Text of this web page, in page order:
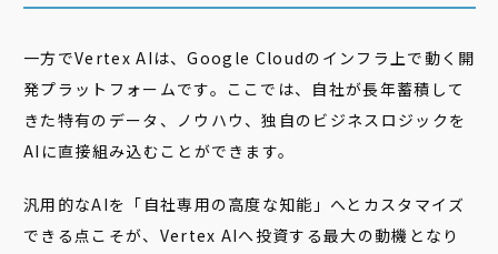
一方でVertex AIは、Google Cloudのインフラ上で動く開
発プラットフォームです。ここでは、自社が長年蓄積して
きた特有のデータ、ノウハウ、独自のビジネスロジックを
AIに直接組み込むことができます。
汎用的なAIを「自社専用の高度な知能」へとカスタマイズ
できる点こそが、Vertex AIへ投資する最大の動機となり